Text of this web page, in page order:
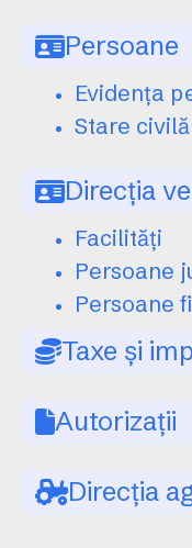
Persoane
Evidența
Stare civilă
Direcția
Facilități
Persoane
Persoane
Taxe și
Autorizații
Direcția